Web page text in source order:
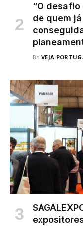
“O
de quem
BY VEJA